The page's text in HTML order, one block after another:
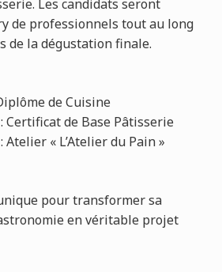
Les candidats seront
de professionnels tout au long
de la dégustation finale.
de Cuisine
de Base Pâtisserie
« L’Atelier du Pain »
pour transformer sa
en véritable projet